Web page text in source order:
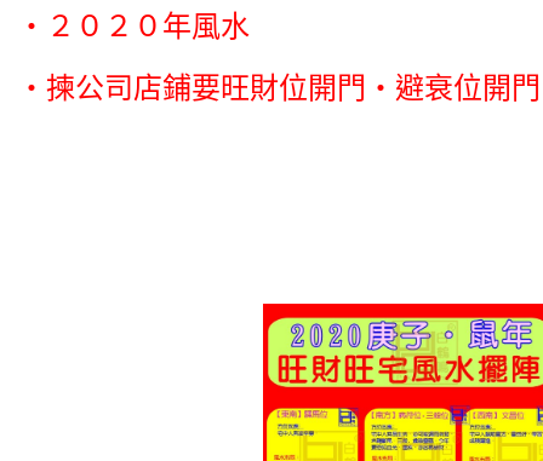
‧２０２０年風水
‧揀公司店鋪要旺財位開門‧避衰位開門